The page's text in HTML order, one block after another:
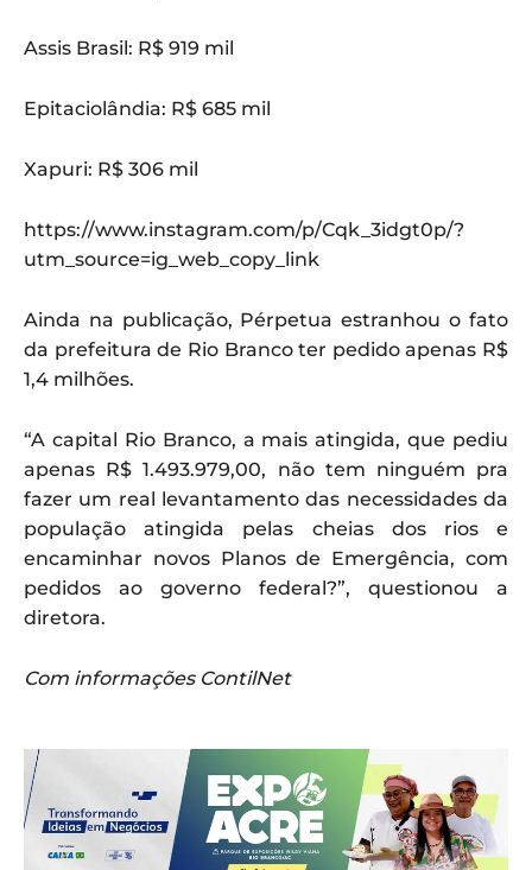
Assis Brasil: R$ 919 mil
Epitaciolândia: R$ 685 mil
Xapuri: R$ 306 mil
https://www.instagram.com/p/Cqk_3idgt0p/?
utm_source=ig_web_copy_link
Ainda na publicação, Pérpetua estranhou o fato
da prefeitura de Rio Branco ter pedido apenas R$
1,4 milhões.
“A capital Rio Branco, a mais atingida, que pediu
apenas R$ 1.493.979,00, não tem ninguém pra
fazer um real levantamento das necessidades da
população atingida pelas cheias dos rios e
encaminhar novos Planos de Emergência, com
pedidos ao governo federal?”, questionou a
diretora.
Com informações ContilNet